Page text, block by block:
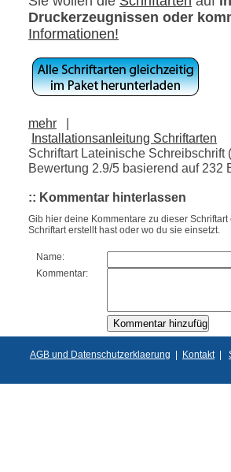
Druckerzeugnissen oder
Informationen!
mehr
Installationsanleitung Schriftarten
Schriftart Lateinische Schreibschrift
Bewertung 2.9/5 basierend auf 232
:: Kommentar hinterlassen
Gib hier deine Kommentare zu dieser
Schriftart erstellt hast oder wo du sie einsetzt.
Name:
Kommentar:
AGB und Datenschutzerklaerung | Kontakt|